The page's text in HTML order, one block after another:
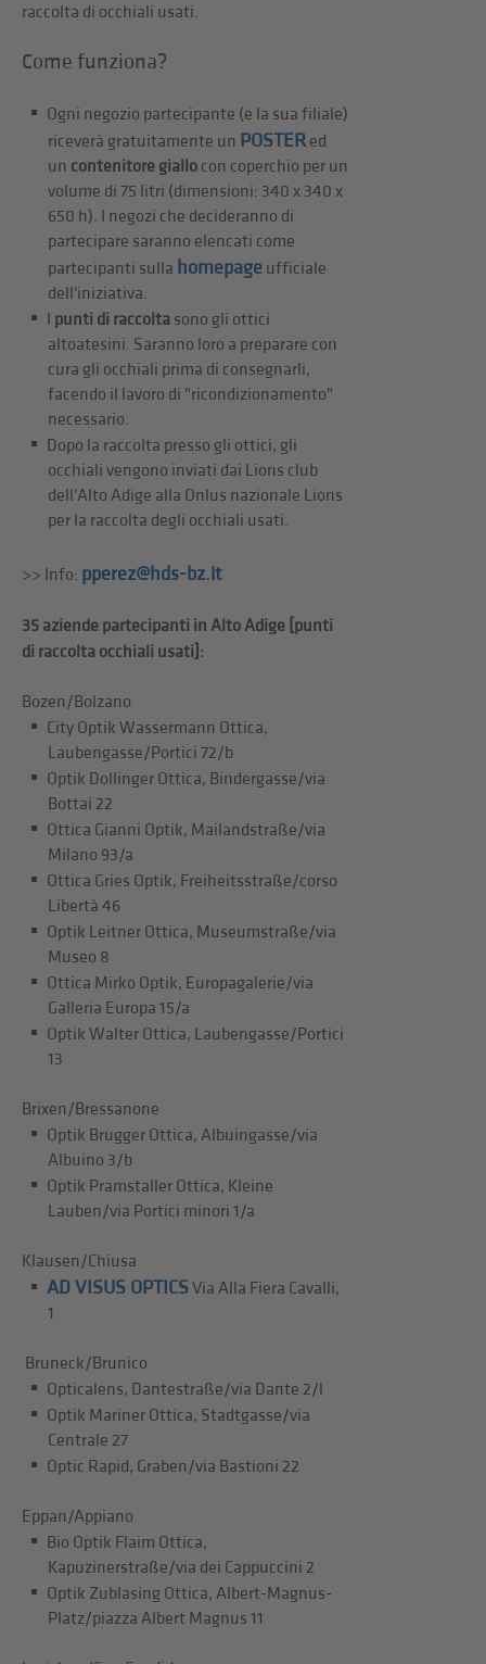
raccolta di occhiali usati.
Come funziona?
Ogni negozio partecipante (e la sua filiale)
riceverà gratuitamente un POSTERed
un contenitore giallo con coperchio per un
volume di 75 litri (dimensioni: 340 x 340 x
650 h). I negozi che decideranno di
partecipare saranno elencati come
partecipanti sulla homepage ufficiale
dell'iniziativa.
I punti di raccolta sono gli ottici
altoatesini. Saranno loro a preparare con
cura gli occhiali prima di consegnarli,
facendo il lavoro di "ricondizionamento"
necessario.
Dopo la raccolta presso gli ottici, gli
occhiali vengono inviati dai Lions club
dell'Alto Adige alla Onlus nazionale Lions
per la raccolta degli occhiali usati.
>> Info: pperez@hds-bz.it
35 aziende partecipanti in Alto Adige [punti
di raccolta occhiali usati]:
Bozen/Bolzano
City Optik Wassermann Ottica,
Laubengasse/Portici 72/b
Optik Dollinger Ottica, Bindergasse/via
Bottai 22
Ottica Gianni Optik, Mailandstraße/via
Milano 93/a
Ottica Gries Optik, Freiheitsstraße/corso
Libertà 46
Optik Leitner Ottica, Museumstraße/via
Museo 8
Ottica Mirko Optik, Europagalerie/via
Galleria Europa 15/a
Optik Walter Ottica, Laubengasse/Portici
13
Brixen/Bressanone
Optik Brugger Ottica, Albuingasse/via
Albuino 3/b
Optik Pramstaller Ottica, Kleine
Lauben/via Portici minori 1/a
Klausen/Chiusa
AD VISUS OPTICS Via Alla Fiera Cavalli,
1
Bruneck/Brunico
Opticalens, Dantestraße/via Dante 2/l
Optik Mariner Ottica, Stadtgasse/via
Centrale 27
Optic Rapid, Graben/via Bastioni 22
Eppan/Appiano
Bio Optik Flaim Ottica,
Kapuzinerstraße/via dei Cappuccini 2
Optik Zublasing Ottica, Albert-Magnus-
Platz/piazza Albert Magnus 11